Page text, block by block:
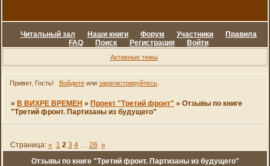
Читальный зал Наши книги Форум Участники
Правила
FAQ
Поиск Регистрация Войти
Активные темы
Привет, Гость! Войдитеили зарегистрируйтесь.
» В ВИХРЕ ВРЕМЕН » Проект "Третий фронт" » Отзывы по книге
"Третий фронт. Партизаны из будущего"
Отзывы по книге "Третий фронт. Партизаны из будущего"
Страница: « 1 2 3 4 … 26 »